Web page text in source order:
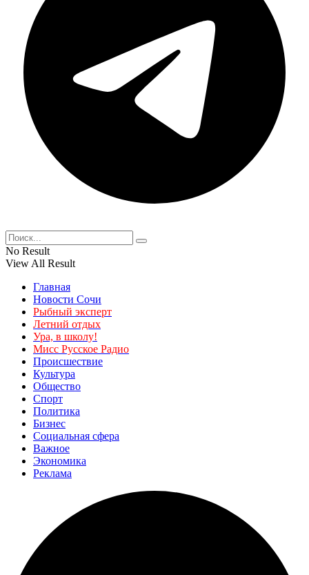
No Result
View All Result
Главная
Новости Сочи
Рыбный эксперт
Летний отдых
Ура, в школу!
Мисс Русское Радио
Происшествие
Культура
Общество
Спорт
Политика
Бизнес
Социальная сфера
Важное
Экономика
Реклама